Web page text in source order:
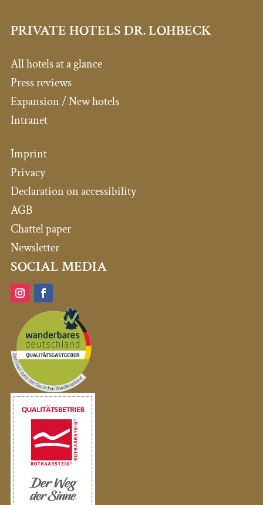
PRIVATE HOTELS DR. LOHBECK
All hotels at a glance
Press reviews
Expansion / New hotels
Intranet
Imprint
Privacy
Declaration on accessibility
AGB
Chattel paper
Newsletter
SOCIAL MEDIA